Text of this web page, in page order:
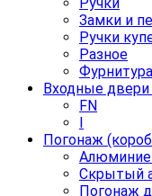
Замки и
Ручки
Разное
Входные двери
FN
I
Погонаж
Скрытый
Погонаж